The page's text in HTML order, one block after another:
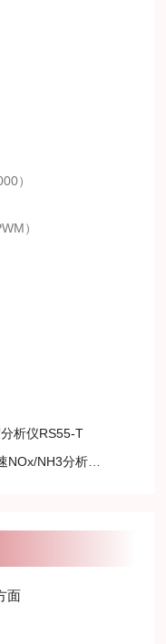
）
）
析仪RS55-T
NH3分析仪5240
面